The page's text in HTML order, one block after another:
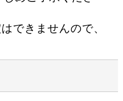
できませんので、